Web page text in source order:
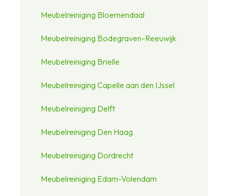
Meubelreiniging Bloemendaal
Meubelreiniging Bodegraven-Reeuwijk
Meubelreiniging Brielle
Meubelreiniging Capelle aan den IJssel
Meubelreiniging Delft
Meubelreiniging Den Haag
Meubelreiniging Dordrecht
Meubelreiniging Edam-Volendam